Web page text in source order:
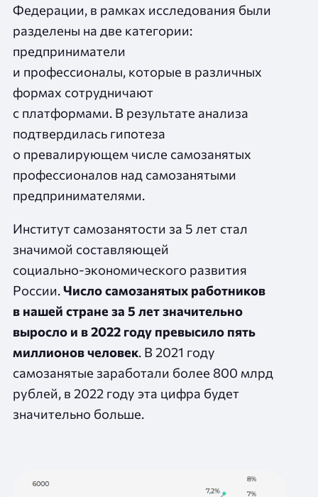
Федерации, в рамках исследования были
разделены на две категории:
предприниматели
и профессионалы, которые в различных
формах сотрудничают
с платформами. В результате анализа
подтвердилась гипотеза
о превалирующем числе самозанятых
профессионалов над самозанятыми
предпринимателями.
Институт самозанятости за 5 лет стал
значимой составляющей
социально‑экономического развития
России.Число самозанятых работников
в нашей стране за 5 лет значительно
выросло и в 2022 году превысило пять
миллионов человек. В 2021 году
самозанятые заработали более 800 млрд
рублей, в 2022 году эта цифра будет
значительно больше.